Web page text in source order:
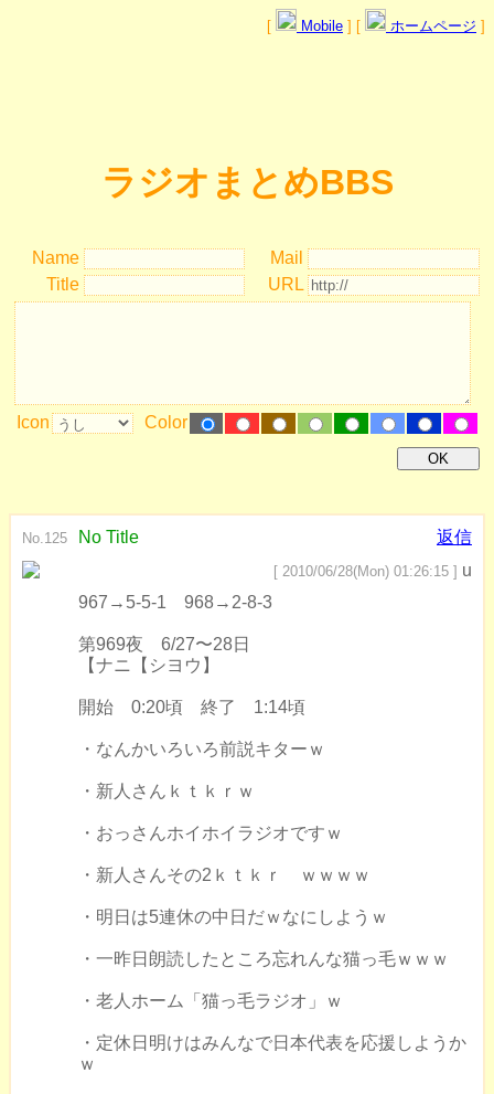
[ Mobile ] [ ホームページ ]
ラジオまとめBBS
Name
Mail
Title
URL
Icon Color
No.125 No Title 返信
[ 2010/06/28(Mon) 01:26:15 ] u
967→5-5-1 968→2-8-3
第969夜 6/27〜28日
【ナニ【シヨウ】
開始 0:20頃 終了 1:14頃
・なんかいろいろ前説キターｗ
・新人さんｋｔｋｒｗ
・おっさんホイホイラジオですｗ
・新人さんその2ｋｔｋｒ ｗｗｗｗ
・明日は5連休の中日だｗなにしようｗ
・一昨日朗読したところ忘れんな猫っ毛ｗｗｗ
・老人ホーム「猫っ毛ラジオ」ｗ
・定休日明けはみんなで日本代表を応援しようか
ｗ